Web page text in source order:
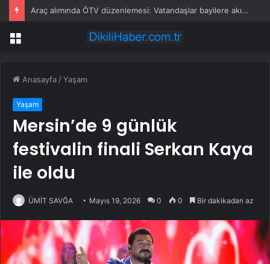
Araç alımında ÖTV düzenlemesi: Vatandaşlar bayilere akın etti
Menü
Anasayfa /Yaşam
Yaşam
Mersin’de 9 günlük
festivalin finali Serkan Kaya
ile oldu
ÜMİT SAVĞA Mayıs 19, 2026 0 0 Bir dakikadan az